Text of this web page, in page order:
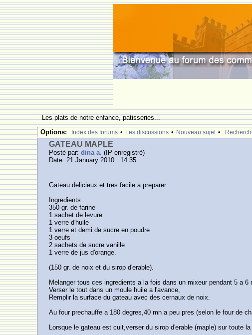
Les plats de notre enfance, patisseries...
Options: Index des forums • Les discussions • Nouveau sujet •
GATEAU MAPLE
Posté par:dina a. (IP enregistrè)
Date: 21 January 2010 : 14:35
Gateau delicieux et tres facile a preparer.
Ingredients:
350 gr. de farine
1 sachet de levure
1 verre d'huile
1 verre et demi de sucre en poudre
3 oeufs
2 sachets de sucre vanille
1 verre de jus d'orange.
(150 gr. de noix et du sirop d'erable).
Melanger tous ces ingredients a la fois dans un mixeur pendant 5 a
Verser le tout dans un moule huile a l'avance,
Remplir la surface du gateau avec des cernaux de noix.
Au four prechauffe a 180 degres,40 mn a peu pres (selon le four de
Lorsque le gateau est cuit,verser du sirop d'erable (maple) sur toute